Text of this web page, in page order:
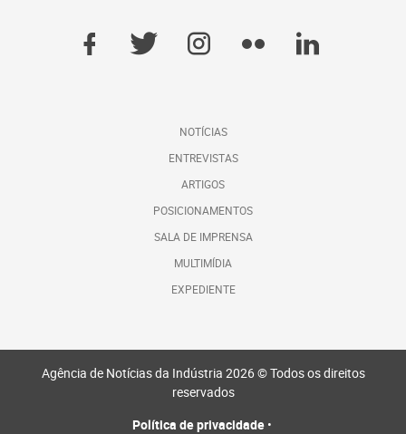
NOTÍCIAS
ENTREVISTAS
ARTIGOS
POSICIONAMENTOS
SALA DE IMPRENSA
MULTIMÍDIA
EXPEDIENTE
Agência de Notícias da Indústria 2026 © Todos os direitos
reservados
Política de privacidade•